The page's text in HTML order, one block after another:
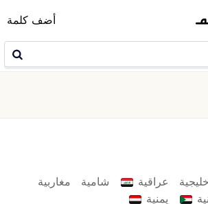
أضف كلمة
خليجية عراقية شامية
مغاربية
يمنية